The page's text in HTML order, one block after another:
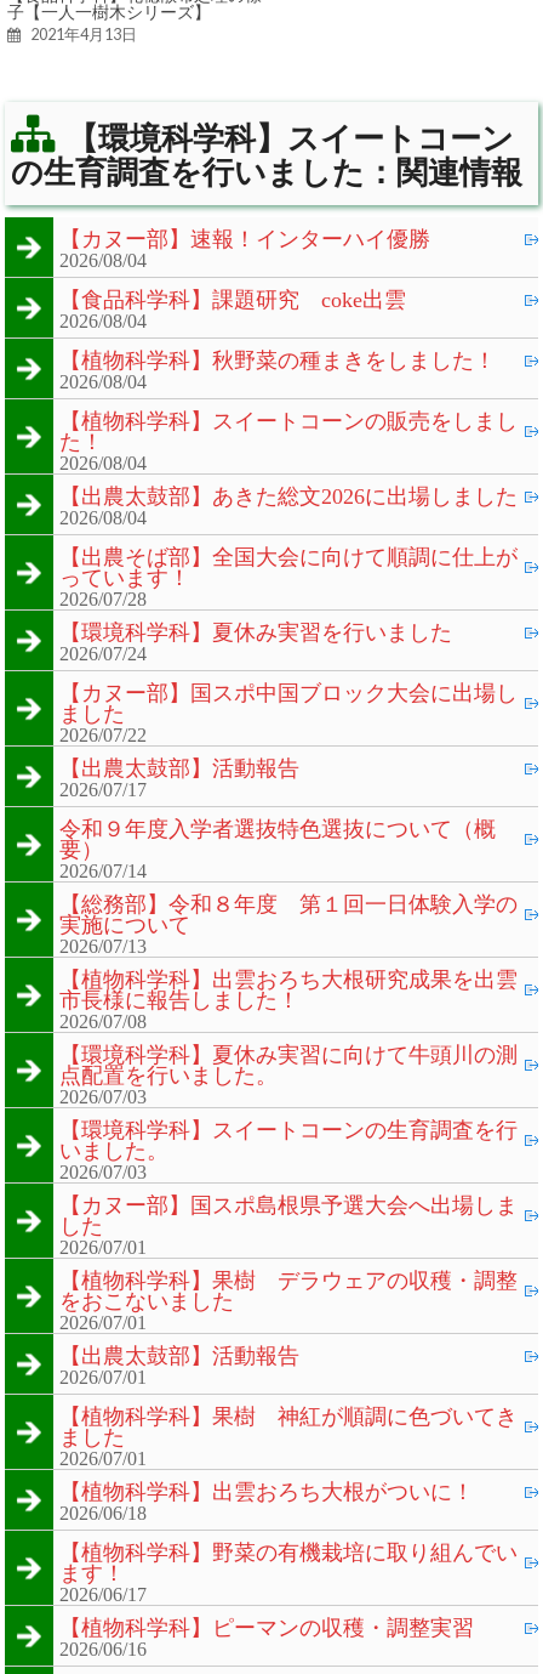
子【一人一樹木シリーズ】
2021年4月13日
【環境科学科】スイートコーン
の生育調査を行いました：関連情報
【カヌー部】速報！インターハイ優勝
2026/08/04
【食品科学科】課題研究 coke出雲
2026/08/04
【植物科学科】秋野菜の種まきをしました！
2026/08/04
【植物科学科】スイートコーンの販売をしまし
た！
2026/08/04
【出農太鼓部】あきた総文2026に出場しました
2026/08/04
【出農そば部】全国大会に向けて順調に仕上が
っています！
2026/07/28
【環境科学科】夏休み実習を行いました
2026/07/24
【カヌー部】国スポ中国ブロック大会に出場し
ました
2026/07/22
【出農太鼓部】活動報告
2026/07/17
令和９年度入学者選抜特色選抜について（概
要）
2026/07/14
【総務部】令和８年度 第１回一日体験入学の
実施について
2026/07/13
【植物科学科】出雲おろち大根研究成果を出雲
市長様に報告しました！
2026/07/08
【環境科学科】夏休み実習に向けて牛頭川の測
点配置を行いました。
2026/07/03
【環境科学科】スイートコーンの生育調査を行
いました。
2026/07/03
【カヌー部】国スポ島根県予選大会へ出場しま
した
2026/07/01
【植物科学科】果樹 デラウェアの収穫・調整
をおこないました
2026/07/01
【出農太鼓部】活動報告
2026/07/01
【植物科学科】果樹 神紅が順調に色づいてき
ました
2026/07/01
【植物科学科】出雲おろち大根がついに！
2026/06/18
【植物科学科】野菜の有機栽培に取り組んでい
ます！
2026/06/17
【植物科学科】ピーマンの収穫・調整実習
2026/06/16